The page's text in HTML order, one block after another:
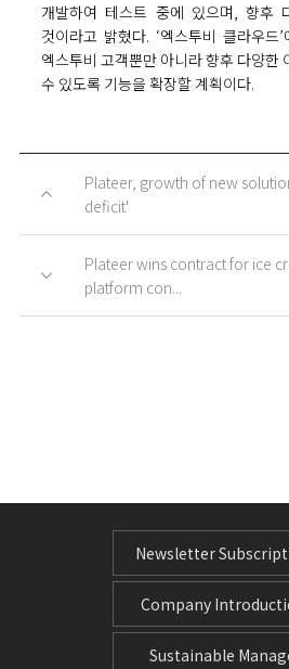
개발하여 테스트 중에 있으며, 향후
것이라고 밝혔다. ‘엑스투비 클라우드’
엑스투비 고객뿐만 아니라 향후 다양한
수 있도록 기능을 확장할 계획이다.
Plateer, growth of new
deficit'
Plateer wins contract for ice
platform con...
Newsletter
Company
Sustainable